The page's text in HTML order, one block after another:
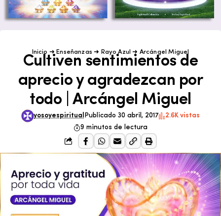
Inicio ➜ Enseñanzas ➜ Rayo Azul ➜ Arcángel Miguel
Cultiven sentimientos de
aprecio y agradezcan por
todo | Arcángel Miguel
yosoyespiritual Publicado 30 abril, 2017
2.6K vistas
9 minutos de lectura